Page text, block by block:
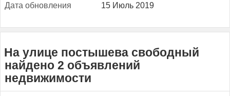
Да­та об­новле­ния 15 Июль 2019
На улице постышева свободный
найдено 2 объявлений
недвижимости